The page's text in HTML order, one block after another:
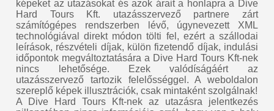
képeket az utazásokat és azok árait a honlapra a Dive
Hard Tours Kft. utazásszervező partnere zárt
számítógépes rendszerben lévő, úgynevezett XML
technológiával direkt módon tölti fel, ezért a szállodai
leírások, részvételi díjak, külön fizetendő díjak, indulási
időpontok megváltoztatására a Dive Hard Tours Kft-nek
nincs lehetősége. Ezek valódíságáért az
utazásszervező tartozik felelősséggel. A weboldalon
szereplő képek illusztrációk, csak mintaként szolgálnak!
A Dive Hard Tours Kft-nek az utazásra jelentkezés